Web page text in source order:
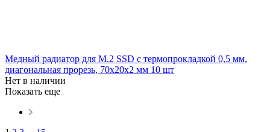
Медный радиатор для М.2 SSD с термопрокладкой 0,5 мм,
диагональная прорезь, 70х20х2 мм 10 шт
Нет в наличии
Показать еще